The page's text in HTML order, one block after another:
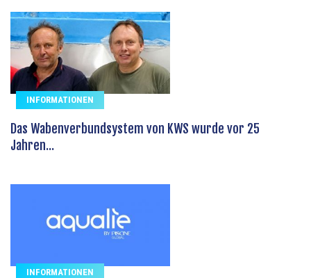
INFORMATIONEN
Das Wabenverbundsystem von KWS wurde vor 25
Jahren...
INFORMATIONEN